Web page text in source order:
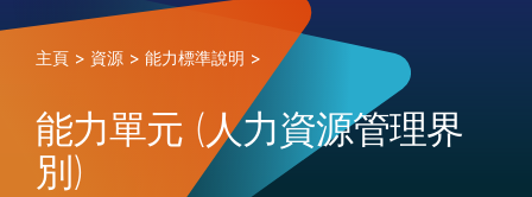
主頁 > 資源 > 能力標準說明 >
能力單元 (人力資源管理界
別)